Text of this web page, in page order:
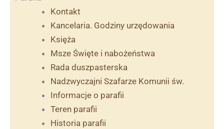
Kontakt
Kancelaria. Godziny urzędowania
Księża
Msze Święte i nabożeństwa
Rada duszpasterska
Nadzwyczajni Szafarze Komunii św.
Informacje o parafii
Teren parafii
Historia parafii